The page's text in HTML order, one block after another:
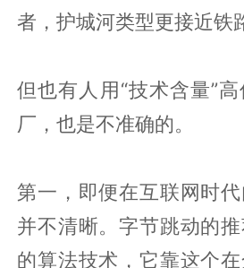
者，护城河类型更接近铁
但也有人用“技术含量”
厂，也是不准确的。
第一，即便在互联网时
并不清晰。字节跳动的
的算法技术，它靠这个